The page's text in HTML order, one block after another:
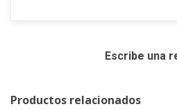
Escribe una
Productos relacionados